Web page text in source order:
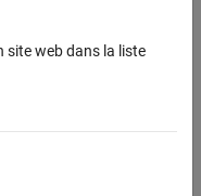
site web dans la liste